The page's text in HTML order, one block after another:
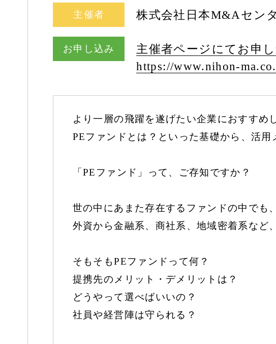
主催者 株式会社日本M&Aセン
お申し込み
主催者ページにてお申
https://www.nihon-
より一層の飛躍を遂げたい企業におすすめ
PEファンドとは？といった基礎から、活
「PEファンド」って、ご存知ですか？
世の中にあまた存在するファンドの中でも
外資から金融系、商社系、地域密着系など
そもそもPEファンドって何？
提携先のメリット・デメリットは？
どうやって選べばいいの？
社員や経営陣は守られる？